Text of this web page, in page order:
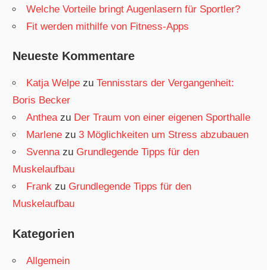
Welche Vorteile bringt Augenlasern für Sportler?
Fit werden mithilfe von Fitness-Apps
Neueste Kommentare
Katja Welpe zuTennisstars der Vergangenheit:
Boris Becker
Antheazu Der Traum von einer eigenen Sporthalle
Marlene zu3 Möglichkeiten um Stress abzubauen
Svennazu Grundlegende Tipps für den
Muskelaufbau
Frank zu Grundlegende Tipps für den
Muskelaufbau
Kategorien
Allgemein